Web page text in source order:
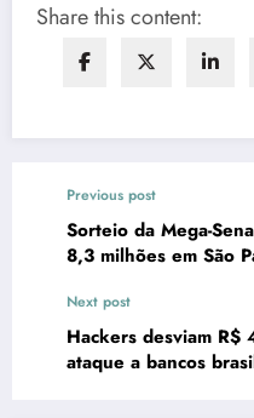
Share this content:
Previous post
Sorteio da Mega-
8,3 milhões em São
Next post
Hackers desviam R$
ataque a bancos